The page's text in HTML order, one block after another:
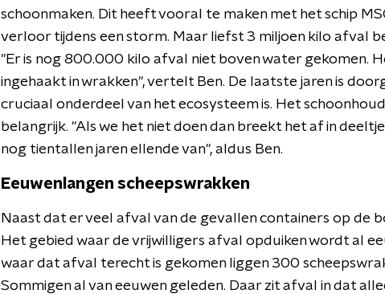
schoonmaken. Dit heeft vooral te maken met het schip
verloor tijdens een storm. Maar liefst 3 miljoen kilo afval
"Er is nog 800.000 kilo afval niet boven water gekomen.
ingehaakt in wrakken", vertelt Ben. De laatste jaren is
cruciaal onderdeel van het ecosysteem is. Het
belangrijk. "Als we het niet doen dan breekt het af in
nog tientallen jaren ellende van", aldus Ben.
Eeuwenlangen scheepswrakken
Naast dat er veel afval van de gevallen containers op de
Het gebied waar de vrijwilligers afval opduiken wordt al
waar dat afval terecht is gekomen liggen 300
Sommigen al van eeuwen geleden. Daar zit afval in dat